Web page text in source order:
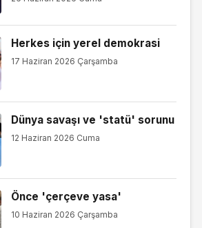
Herkes için yerel demokrasi
17 Haziran 2026 Çarşamba
Dünya savaşı ve 'statü' sorunu
12 Haziran 2026 Cuma
Önce 'çerçeve yasa'
10 Haziran 2026 Çarşamba